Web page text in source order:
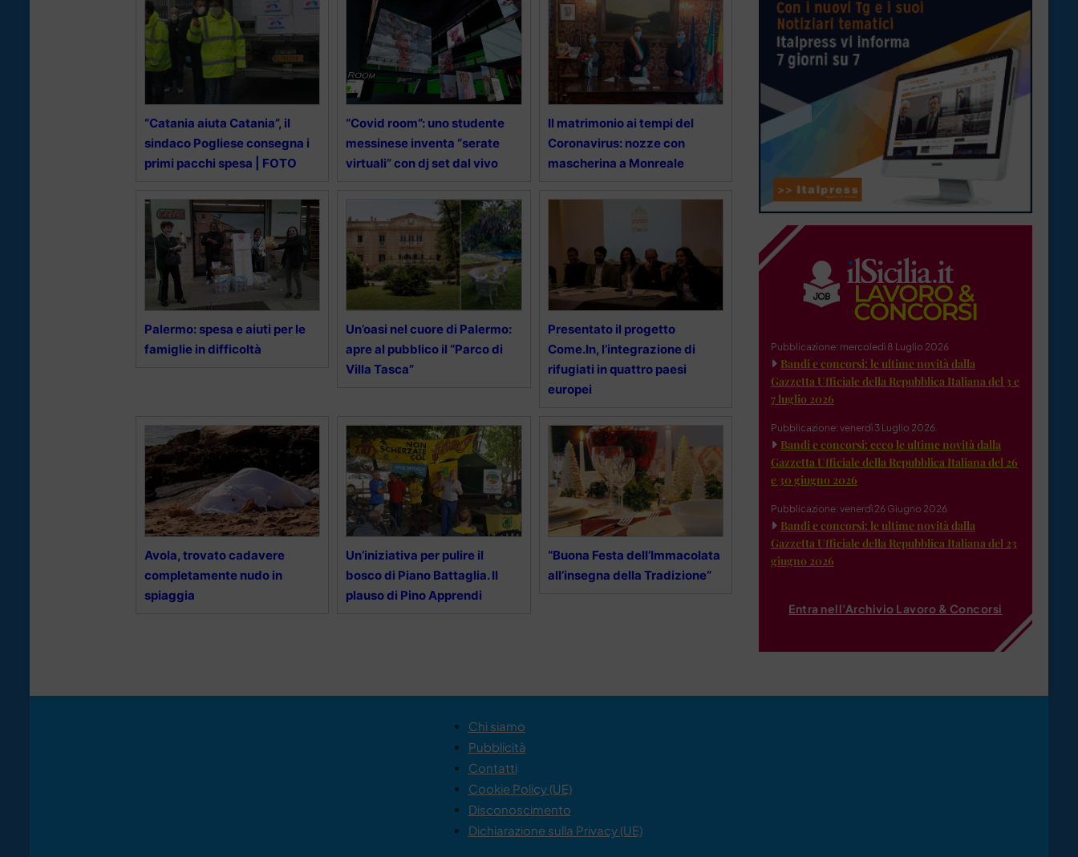
“Catania aiuta Catania”, il
sindaco Pogliese consegna i
primi pacchi spesa | FOTO
“Covid room”: uno studente
messinese inventa “serate
virtuali” con dj set dal vivo
Il matrimonio ai tempi del
Coronavirus: nozze con
mascherina a Monreale
Palermo: spesa e aiuti per le
famiglie in difficoltà
Un’oasi nel cuore di Palermo:
apre al pubblico il “Parco di
Villa Tasca”
Presentato il progetto
Come.In, l’integrazione di
rifugiati in quattro paesi
europei
Avola, trovato cadavere
completamente nudo in
spiaggia
Un’iniziativa per pulire il
bosco di Piano Battaglia. Il
plauso di Pino Apprendi
“Buona Festa dell’Immacolata
all’insegna della Tradizione”
Pubblicazione: mercoledì 8 Luglio 2026
Bandi e concorsi: le ultime novità dalla
Gazzetta Ufficiale della Repubblica Italiana del 3 e
7 luglio 2026
Pubblicazione: venerdì 3 Luglio 2026
Bandi e concorsi: ecco le ultime novità dalla
Gazzetta Ufficiale della Repubblica Italiana del 26
e 30 giugno 2026
Pubblicazione: venerdì 26 Giugno 2026
Bandi e concorsi: le ultime novità dalla
Gazzetta Ufficiale della Repubblica Italiana del 23
giugno 2026
Entra nell'Archivio Lavoro & Concorsi
Chi siamo
Pubblicità
Contatti
Cookie Policy (UE)
Disconoscimento
Dichiarazione sulla Privacy (UE)